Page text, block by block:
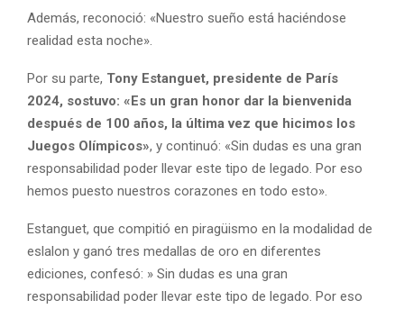
Además, reconoció: «Nuestro sueño está haciéndose
realidad esta noche».
Por su parte, Tony Estanguet, presidente de París
2024, sostuvo: «Es un gran honor dar la bienvenida
después de 100 años, la última vez que hicimos los
Juegos Olímpicos», y continuó: «Sin dudas es una gran
responsabilidad poder llevar este tipo de legado. Por eso
hemos puesto nuestros corazones en todo esto».
Estanguet, que compitió en piragüismo en la modalidad de
eslalon y ganó tres medallas de oro en diferentes
ediciones, confesó: » Sin dudas es una gran
responsabilidad poder llevar este tipo de legado. Por eso